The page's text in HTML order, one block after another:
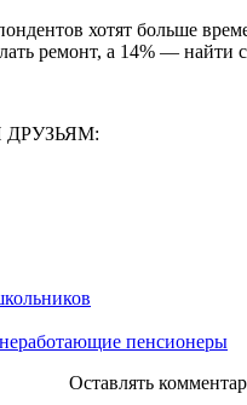
хотят больше
ремонт, а 14% —
пенсионеры
Оставлять